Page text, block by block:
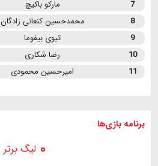
7
مارکو باکیچ
8
محمدحسین کنعانی زادگان
9
تیوی بیفوما
10
رضا شکاری
11
امیرحسین محمودی
برنامه بازی ها
لیگ برتر